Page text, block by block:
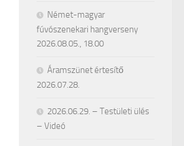
Német-magyar
fúvószenekari hangverseny
2026.08.05., 18.00
Áramszünet értesítő
2026.07.28.
2026.06.29. – Testületi ülés
– Videó